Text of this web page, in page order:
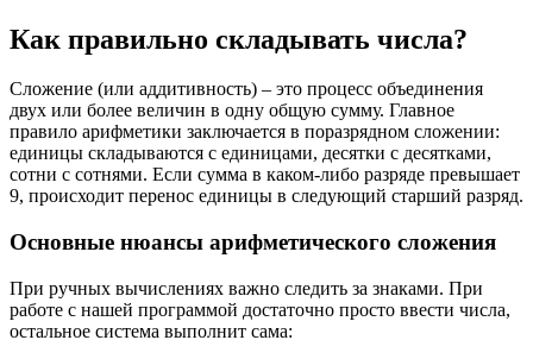
Как правильно складывать числа?
Сложение (или аддитивность) – это процесс объединения
двух или более величин в одну общую сумму. Главное
правило арифметики заключается в поразрядном сложении:
единицы складываются с единицами, десятки с десятками,
сотни с сотнями. Если сумма в каком-либо разряде превышает
9, происходит перенос единицы в следующий старший разряд.
Основные нюансы арифметического сложения
При ручных вычислениях важно следить за знаками. При
работе с нашей программой достаточно просто ввести числа,
остальное система выполнит сама: